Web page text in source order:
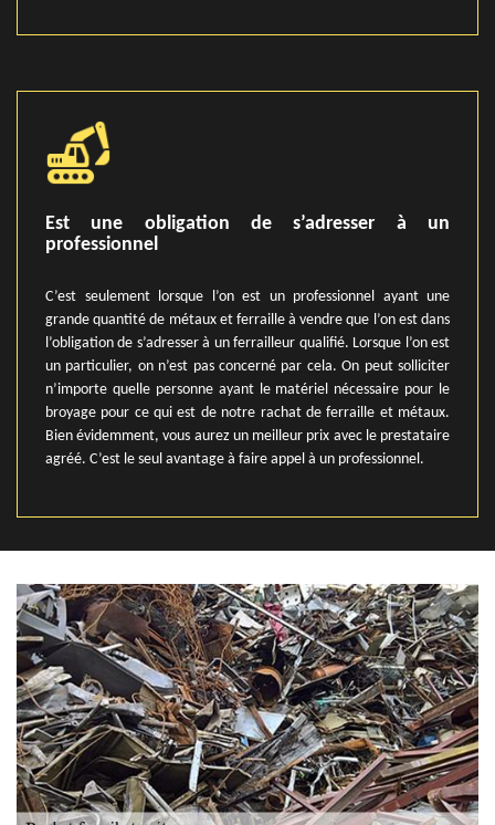
Est une obligation de s’adresser à un
professionnel
C’est seulement lorsque l’on est un professionnel ayant une
grande quantité de métaux et ferraille à vendre que l’on est dans
l’obligation de s’adresser à un ferrailleur qualifié. Lorsque l’on est
un particulier, on n’est pas concerné par cela. On peut solliciter
n’importe quelle personne ayant le matériel nécessaire pour le
broyage pour ce qui est de notre rachat de ferraille et métaux.
Bien évidemment, vous aurez un meilleur prix avec le prestataire
agréé. C’est le seul avantage à faire appel à un professionnel.